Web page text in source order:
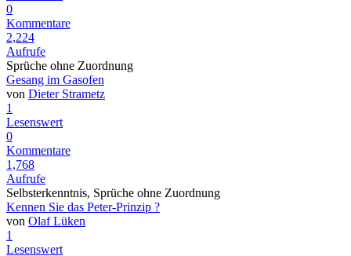
0
Kommentare
2,224
Aufrufe
Sprüche ohne Zuordnung
Gesang im Gasofen
von Dieter Strametz
1
Lesenswert
0
Kommentare
1,768
Aufrufe
Selbsterkenntnis, Sprüche ohne Zuordnung
Kennen Sie das Peter-Prinzip ?
von Olaf Lüken
1
Lesenswert